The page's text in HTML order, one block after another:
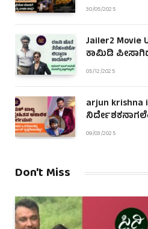
30/05/2025
Jailer2
ಕಾಮಿಡಿ
05/12/2025
arjun krishna
09/03/2025
Don't Miss